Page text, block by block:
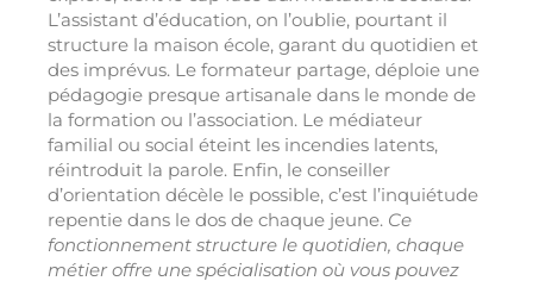
L’assistant d’éducation, on l’oublie, pourtant il
structure la maison école, garant du quotidien et
des imprévus. Le formateur partage, déploie une
pédagogie presque artisanale dans le monde de
la formation ou l’association. Le médiateur
familial ou social éteint les incendies latents,
réintroduit la parole. Enfin, le conseiller
d’orientation décèle le possible, c’est l’inquiétude
repentie dans le dos de chaque jeune. Ce
fonctionnement structure le quotidien, chaque
métier offre une spécialisation où vous pouvez